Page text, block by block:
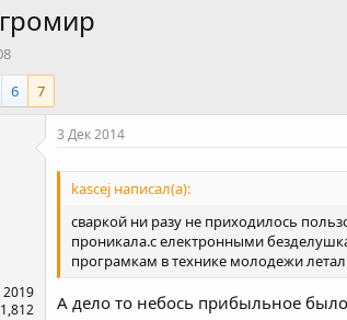
6 7
2019
1,812
3 Дек 2014
kascej написал(а):
сваркой ни разу не приходилось
проникала.с електронными
програмкам в технике молодежи
А дело то небось прибыльное